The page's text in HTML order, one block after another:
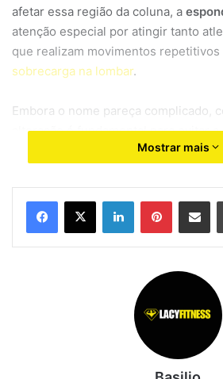
afetar essa região da coluna, a
atenção especial por atingir tanto
que realizam movimentos repetitivos
sobrecarga na lombar.
Embora o nome pareça complicado,
alteração é fundamental para evitar a
e recuperar a qualidade de vida.
seguido corretamente, a maioria das
controlar os sintomas e retornar às
Neste guia completo você aprenderá
, quais são suas
sintomas, como é feito o diagnóstico,
apresentam melhores resultados em
exercícios ajudam a fortalecer a
Mostrar mais
LinkedinPinterestCompartilhar